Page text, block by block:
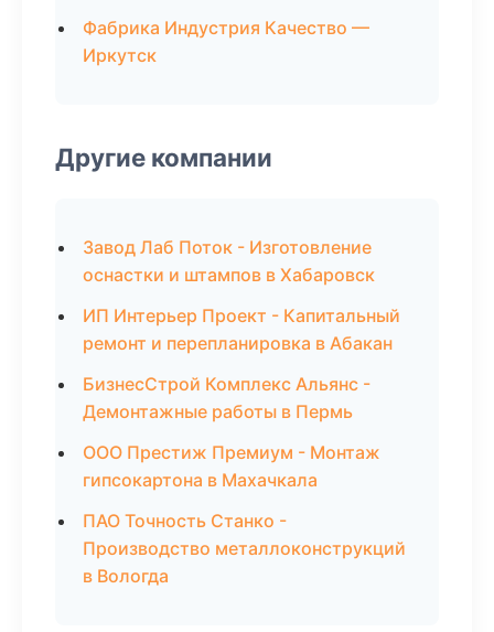
Фабрика Индустрия Качество —
Иркутск
Другие компании
Завод Лаб Поток - Изготовление
оснастки и штампов в Хабаровск
ИП Интерьер Проект - Капитальный
ремонт и перепланировка в Абакан
БизнесСтрой Комплекс Альянс -
Демонтажные работы в Пермь
ООО Престиж Премиум - Монтаж
гипсокартона в Махачкала
ПАО Точность Станко -
Производство металлоконструкций
в Вологда